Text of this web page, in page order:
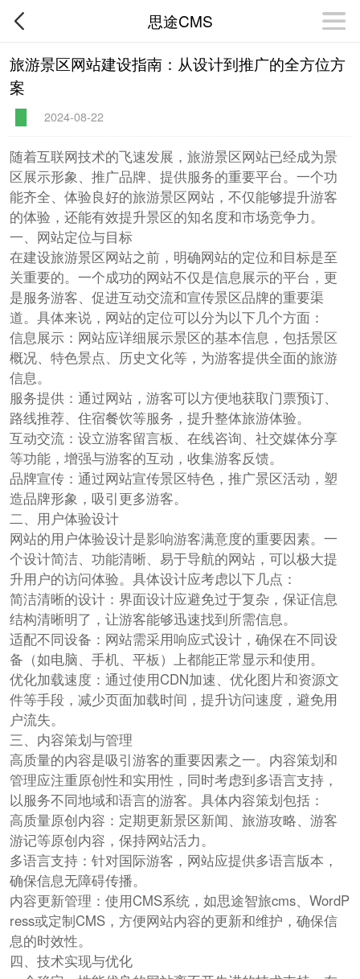
思途CMS
旅游景区网站建设指南：从设计到推广的全方位方
案
2024-08-22
随着互联网技术的飞速发展，旅游景区网站已经成为景
区展示形象、推广品牌、提供服务的重要平台。一个功
能齐全、体验良好的旅游景区网站，不仅能够提升游客
的体验，还能有效提升景区的知名度和市场竞争力。
一、网站定位与目标
在建设旅游景区网站之前，明确网站的定位和目标是至
关重要的。一个成功的网站不仅是信息展示的平台，更
是服务游客、促进互动交流和宣传景区品牌的重要渠
道。具体来说，网站的定位可以分为以下几个方面：
信息展示：网站应详细展示景区的基本信息，包括景区
概况、特色景点、历史文化等，为游客提供全面的旅游
信息。
服务提供：通过网站，游客可以方便地获取门票预订、
路线推荐、住宿餐饮等服务，提升整体旅游体验。
互动交流：设立游客留言板、在线咨询、社交媒体分享
等功能，增强与游客的互动，收集游客反馈。
品牌宣传：通过网站宣传景区特色，推广景区活动，塑
造品牌形象，吸引更多游客。
二、用户体验设计
网站的用户体验设计是影响游客满意度的重要因素。一
个设计简洁、功能清晰、易于导航的网站，可以极大提
升用户的访问体验。具体设计应考虑以下几点：
简洁清晰的设计：界面设计应避免过于复杂，保证信息
结构清晰明了，让游客能够迅速找到所需信息。
适配不同设备：网站需采用响应式设计，确保在不同设
备（如电脑、手机、平板）上都能正常显示和使用。
优化加载速度：通过使用CDN加速、优化图片和资源文
件等手段，减少页面加载时间，提升访问速度，避免用
户流失。
三、内容策划与管理
高质量的内容是吸引游客的重要因素之一。内容策划和
管理应注重原创性和实用性，同时考虑到多语言支持，
以服务不同地域和语言的游客。具体内容策划包括：
高质量原创内容：定期更新景区新闻、旅游攻略、游客
游记等原创内容，保持网站活力。
多语言支持：针对国际游客，网站应提供多语言版本，
确保信息无障碍传播。
内容更新管理：使用CMS系统，如思途智旅cms、WordP
ress或定制CMS，方便网站内容的更新和维护，确保信
息的时效性。
四、技术实现与优化